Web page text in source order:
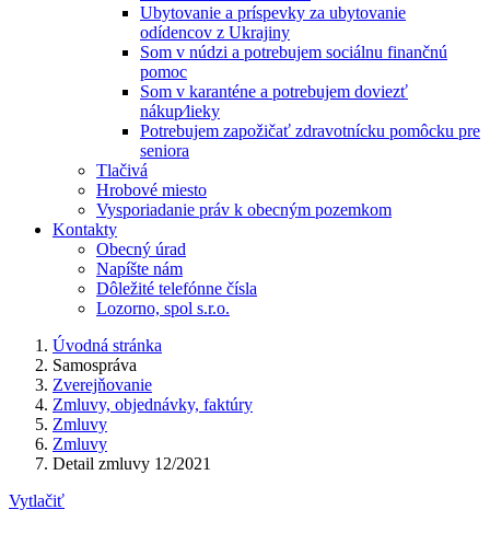
Ubytovanie a príspevky za ubytovanie
odídencov z Ukrajiny
Som v núdzi a potrebujem sociálnu finančnú
pomoc
Som v karanténe a potrebujem doviezť
nákup⁄lieky
Potrebujem zapožičať zdravotnícku pomôcku pre
seniora
Tlačivá
Hrobové miesto
Vysporiadanie práv k obecným pozemkom
Kontakty
Obecný úrad
Napíšte nám
Dôležité telefónne čísla
Lozorno, spol s.r.o.
Úvodná stránka
Samospráva
Zverejňovanie
Zmluvy, objednávky, faktúry
Zmluvy
Zmluvy
Detail zmluvy 12/2021
Vytlačiť